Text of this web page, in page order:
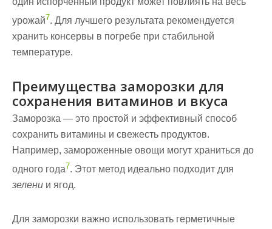
урожай7. Для лучшего результата рекомендуется
хранить консервы в погребе при стабильной
температуре.
Преимущества заморозки для
сохранения витаминов и вкуса
Заморозка — это простой и эффективный способ
сохранить витамины и свежесть продуктов.
Например, замороженные овощи могут храниться до
одного года7. Этот метод идеально подходит для
зелени и ягод.
Для заморозки важно использовать герметичные